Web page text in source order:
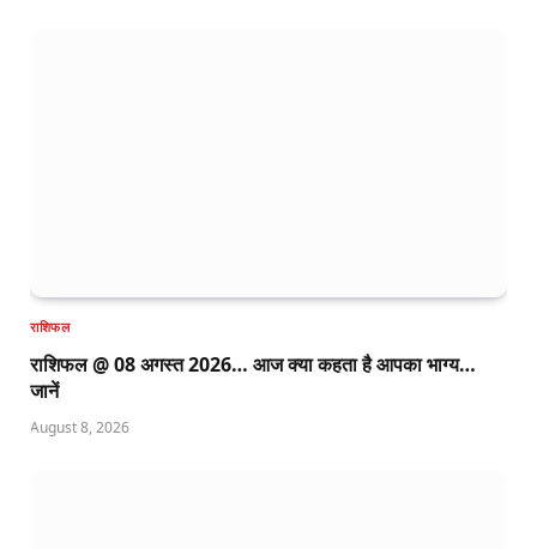
राशिफल
राशिफल @ 08 अगस्त 2026… आज क्या कहता है आपका भाग्य…
जानें
August 8, 2026